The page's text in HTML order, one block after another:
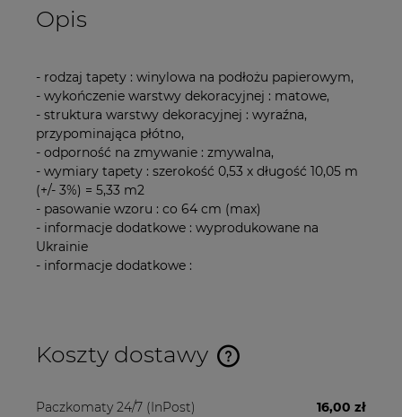
Opis
- rodzaj tapety : winylowa na podłożu papierowym,
- wykończenie warstwy dekoracyjnej : matowe,
- struktura warstwy dekoracyjnej : wyraźna,
przypominająca płótno,
- odporność na zmywanie : zmywalna,
- wymiary tapety : szerokość 0,53 x długość 10,05 m
(+/- 3%) = 5,33 m2
- pasowanie wzoru : co 64 cm (max)
- informacje dodatkowe : wyprodukowane na
Ukrainie
- informacje dodatkowe :
Koszty dostawy
Cena nie zawiera ewentualnych kosztów płatności
Paczkomaty 24/7 (InPost) 16,00 zł